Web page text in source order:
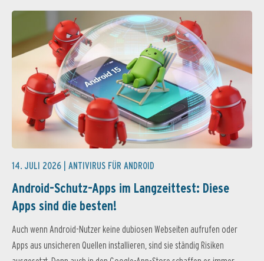
14. JULI 2026 | ANTIVIRUS FÜR ANDROID
Android-Schutz-Apps im Langzeittest: Diese
Apps sind die besten!
Auch wenn Android-Nutzer keine dubiosen Webseiten aufrufen oder
Apps aus unsicheren Quellen installieren, sind sie ständig Risiken